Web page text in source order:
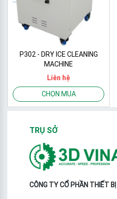
P302 - DRY ICE CLEANING
MACHINE
Liên hệ
CHỌN MUA
TRỤ SỞ
CÔNG TY CỔ PHẦN THIẾT